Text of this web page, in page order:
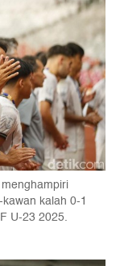
kalah 0-1
U-23 2025.